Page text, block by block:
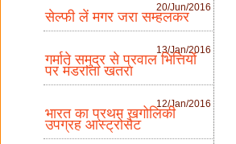
20/Jun/2016
सेल्फी लें मगर जरा सम्हलकर
13/Jan/2016
गर्माते समुद्र से प्रवाल भित्तियों
पर मंडराता खतरा
12/Jan/2016
भारत का प्रथम खगोलिकी
उपग्रह आस्ट्रोसैट